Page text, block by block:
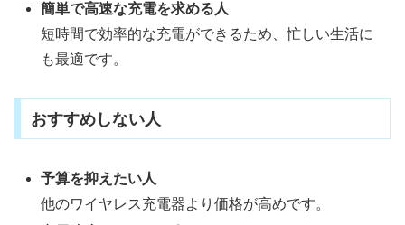
簡単で高速な充電を求める人
短時間で効率的な充電ができるため、忙しい生活に
も最適です。
おすすめしない人
予算を抑えたい人
他のワイヤレス充電器より価格が高めです。